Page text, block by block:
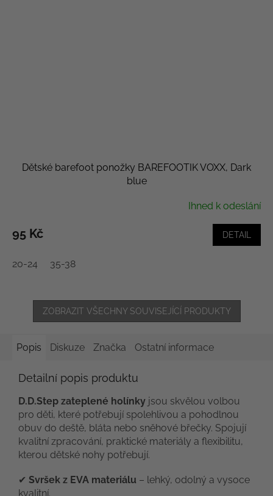
Dětské barefoot ponožky BAREFOOTIK VOXX, Dark
blue
Ihned k odeslání
95 Kč DETAIL
20-24 35-38
ZOBRAZIT VŠECHNY SOUVISEJÍCÍ PRODUKTY
Popis Diskuze Značka Ostatní informace
Detailní popis produktu
D.D.Step zateplené holínky jsou skvělou volbou
pro děti, které potřebují spolehlivou a pohodlnou
obuv do deště, bláta nebo sněhové břečky. Spojují
kvalitní zpracování, praktické materiály a flexibilitu,
kterou dětské nohy potřebují.
✔ Svršek z EVA materiálu – lehký, odolný a vysoce
kvalitní.